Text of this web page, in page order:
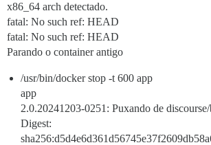
x86_64 arch detectado.
fatal: No such ref: HEAD
fatal: No such ref: HEAD
Parando o container antigo
/usr/bin/docker stop -t 600 app
app
2.0.20241203-0251: Puxando de discourse/
Digest: